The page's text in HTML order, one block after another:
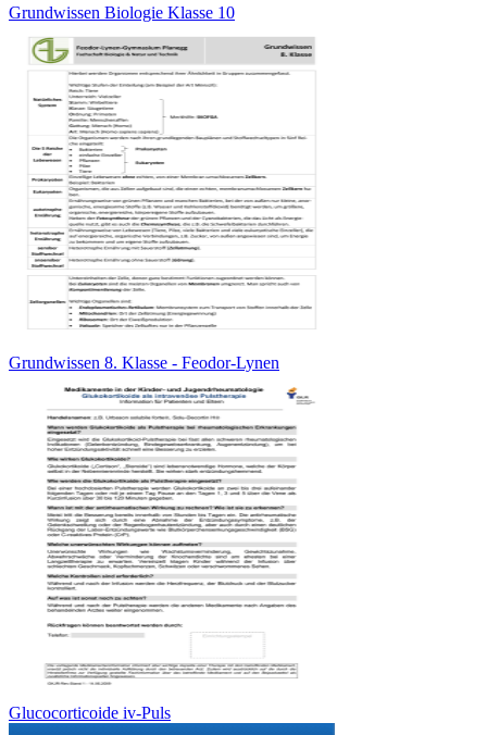
Grundwissen Biologie Klasse 10
Grundwissen 8. Klasse - Feodor-Lynen
Glucocorticoide iv-Puls